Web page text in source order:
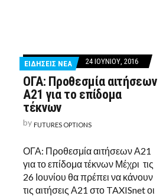
ΕΙΔΗΣΕΙΣ ΝΕΑ 24 ΙΟΥΝΊΟΥ, 2016
ΟΓΑ: Προθεσμία αιτήσεων
Α21 για το επίδομα
τέκνων
by FUTURES OPTIONS
ΟΓΑ: Προθεσμία αιτήσεων Α21
για το επίδομα τέκνων Μέχρι τις
26 Ιουνίου θα πρέπει να κάνουν
τις αιτήσεις Α21 στο TAXISnet οι